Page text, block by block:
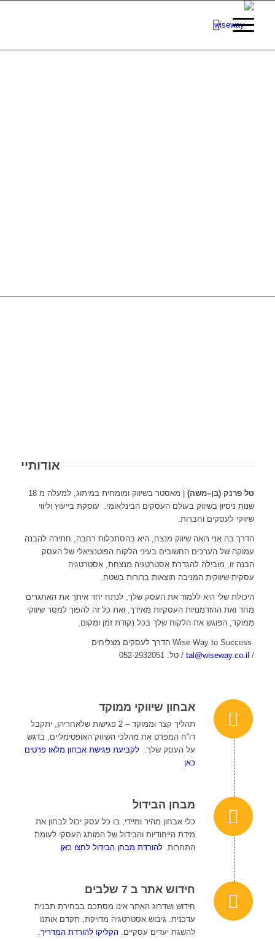
במקום בו
ובזמן
הראווה
העסק.
הקמת
עסקיים
ומסחריים.
הגדרת
אסטרטגיה
ממוקדת
להצלחה
גיבוש
שיווקית, ליווי
אודותיי
טל פרנק(בן–משה)
| מאסטר בשיווק ומומחית במיתוג, למעלה מ 18
שנות ניסיון בשיווק בעולם העסקים הבינלאומי. עוסקת בייעוץ וליווי
שיווקי לעסקים וחברות.
הדרך בה אני רואה שיווק מנצח, היא בהסתכלות רחבה, חתירה להבנה
עמוקה של הערכים החשובים בעיני הלקוח הפוטנציאלי של העסק.
הבנה זו, מובילה להגדרת אסטרטגיה מנצחת, אסטרטגיה
עסקית-שיווקית המניבה תוצאות ברורות בשטח.
היכולת שלי היא ללמוד את העסק שלך, לנתח יחד איתך את האתגרים
מחד ואת ההזדמנויות העסקיות מאידך, ואת כל זה להפוך למסר שיווקי
ממוקד, הפוגש את הלקוח שלך בכל נקודת זמן ומקום.
Wise Way to Success הדרך לעסקים מצליחים
/
tal@wiseway.co.il/ טל. 052-2932051
אבחון שיווקי ממוקד
תהליך קצר וממוקד – 2 פגישות שלאחריהן, יתקבל
דו”ח המפרט את מהלכי השיווק האופטימליים, בדגש
על העסק שלך. לקביעת פגישת אבחון מלאו פרטים
כאן
מבחן הבידול
כלי אבחון מהיר ומיידי, בו כל עסק יכול לבחון את
מידת הייחודיות והבידול של המותג העסקי לעומת
התחרות. להורדת מבחן הבידול לחצו כאן
חידוש אתר ב 7 שלבים
חידוש ושדרוג האתר אינו מסתכם בבחירת תבנית
עדכנית. גיבוש אסטרטגיה מדויקת, תקדם אותנו
להשגת יעדים עסקיים. הקליקו להורדת המדריך.